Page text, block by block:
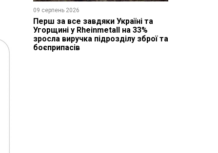
09 серпень 2026
Перш за все завдяки Україні та
Угорщині у Rheinmetall на 33%
зросла виручка підрозділу зброї та
боєприпасів